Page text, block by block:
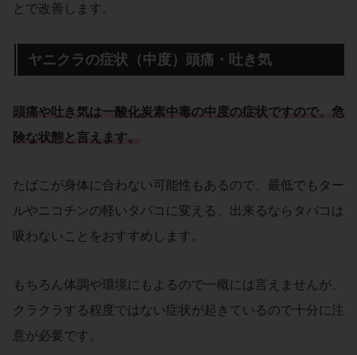
とで改善します。
ヤニクラの症状（中度）頭痛・吐き気
頭痛や吐き気は一酸化炭素中毒の中度の症状ですので、危
険な状態と言えます。
たばこが身体に合わない可能性もあるので、最低でもター
ルやニコチンの軽いタバコに変える、出来るならタバコは
吸わないことをおすすめします。
もちろん体調や環境にもよるので一概には言えませんが、
クラクラする程度ではない症状が起きているので十分に注
意が必要です。